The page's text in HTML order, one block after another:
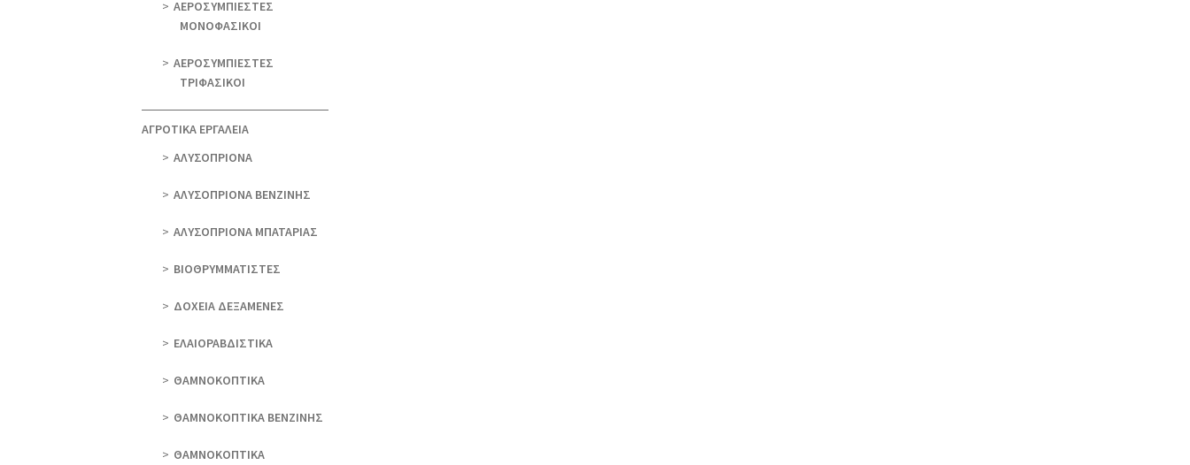
ΑΕΡΟΣΥΜΠΙΕΣΤΕΣ
ΜΟΝΟΦΑΣΙΚΟΙ
ΑΕΡΟΣΥΜΠΙΕΣΤΕΣ
ΤΡΙΦΑΣΙΚΟΙ
ΑΓΡΟΤΙΚΑ ΕΡΓΑΛΕΙΑ
AΛΥΣΟΠΡΙΟΝΑ
AΛΥΣΟΠΡΙΟΝΑ ΒΕΝΖΙΝΗΣ
AΛΥΣΟΠΡΙΟΝΑ ΜΠΑΤΑΡΙΑΣ
ΒΙΟΘΡΥΜΜΑΤΙΣΤΕΣ
ΔΟΧΕΙΑ ΔΕΞΑΜΕΝΕΣ
ΕΛΑΙΟΡΑΒΔΙΣΤΙΚΑ
ΘAΜΝΟΚΟΠΤΙΚΑ
ΘAΜΝΟΚΟΠΤΙΚΑ ΒΕΝΖΙΝΗΣ
ΘAΜΝΟΚΟΠΤΙΚΑ